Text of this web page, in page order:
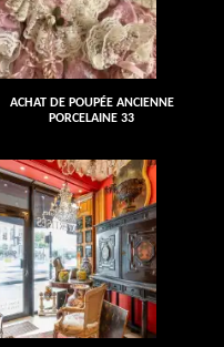
ACHAT DE POUPÉE ANCIENNE
PORCELAINE 33